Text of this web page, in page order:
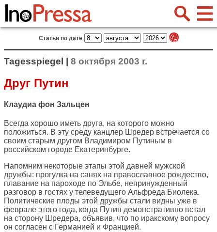
Статьи по дате
Tagesspiegel | 8 октября 2003 г.
Друг Путин
Клаудиа фон Зальцен
Всегда хорошо иметь друга, на которого можно
положиться. В эту среду канцлер Шредер встречается со
своим старым другом Владимиром Путиным в
российском городе Екатеринбурге.
Напомним некоторые этапы этой давней мужской
дружбы: прогулка на санях на православное рождество,
плавание на пароходе по Эльбе, непринужденный
разговор в гостях у телеведущего Альфреда Биолека.
Политические плоды этой дружбы стали видны уже в
феврале этого года, когда Путин демонстративно встал
на сторону Шредера, объявив, что по иракскому вопросу
он согласен с Германией и Францией.